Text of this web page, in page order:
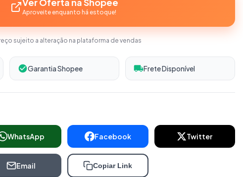
Aproveite enquanto há estoque!
sujeito a alteração na plataforma de vendas
Garantia Shopee Frete Disponível
WhatsApp Facebook Twitter
Email Copiar Link